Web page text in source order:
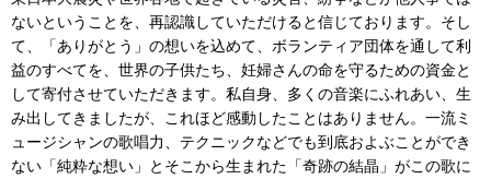
ないということを、再認識していただけると信じております。そし
て、「ありがとう」の想いを込めて、ボランティア団体を通して利
益のすべてを、世界の子供たち、妊婦さんの命を守るための資金と
して寄付させていただきます。私自身、多くの音楽にふれあい、生
み出してきましたが、これほど感動したことはありません。一流ミ
ュージシャンの歌唱力、テクニックなどでも到底およぶことができ
ない「純粋な想い」とそこから生まれた「奇跡の結晶」がこの歌に